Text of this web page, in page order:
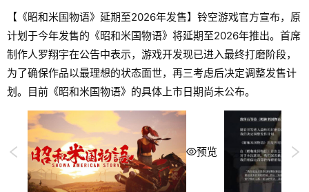
【《昭和米国物语》延期至2026年发售】铃空游戏官方宣布，原
计划于今年发售的《昭和米国物语》将延期至2026年推出。首席
制作人罗翔宇在公告中表示，游戏开发现已进入最终打磨阶段，
为了确保作品以最理想的状态面世，再三考虑后决定调整发售计
划。目前《昭和米国物语》的具体上市日期尚未公布。
预览